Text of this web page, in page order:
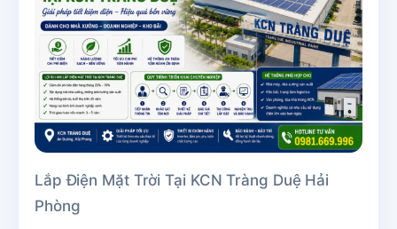
Lắp Điện Mặt Trời Tại KCN Tràng Duệ Hải
Phòng